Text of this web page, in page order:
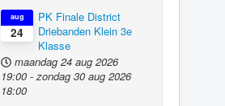
24
aug
PK Finale District
Driebanden Klein 3e
Klasse
maandag 24 aug 2026
19:00 - zondag 30 aug 2026
18:00